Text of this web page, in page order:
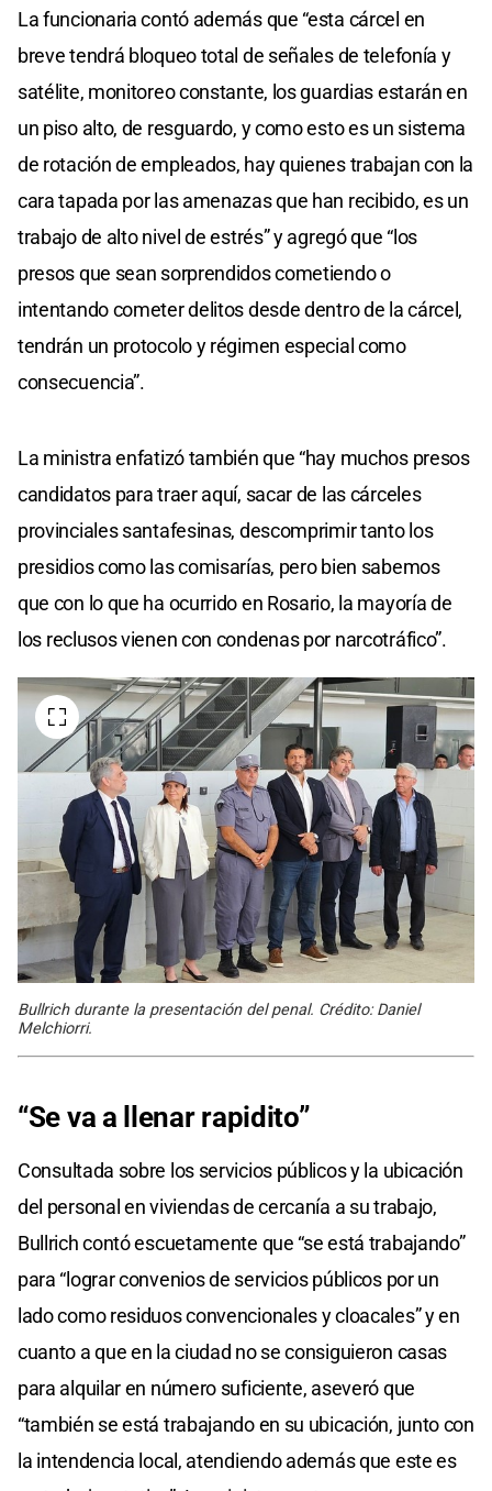
La funcionaria contó además que “esta cárcel en
breve tendrá bloqueo total de señales de telefonía y
satélite, monitoreo constante, los guardias estarán en
un piso alto, de resguardo, y como esto es un sistema
de rotación de empleados, hay quienes trabajan con la
cara tapada por las amenazas que han recibido, es un
trabajo de alto nivel de estrés” y agregó que “los
presos que sean sorprendidos cometiendo o
intentando cometer delitos desde dentro de la cárcel,
tendrán un protocolo y régimen especial como
consecuencia”.
La ministra enfatizó también que “hay muchos presos
candidatos para traer aquí, sacar de las cárceles
provinciales santafesinas, descomprimir tanto los
presidios como las comisarías, pero bien sabemos
que con lo que ha ocurrido en Rosario, la mayoría de
los reclusos vienen con condenas por narcotráfico”.
Bullrich durante la presentación del penal. Crédito: Daniel
Melchiorri.
“Se va a llenar rapidito”
Consultada sobre los servicios públicos y la ubicación
del personal en viviendas de cercanía a su trabajo,
Bullrich contó escuetamente que “se está trabajando”
para “lograr convenios de servicios públicos por un
lado como residuos convencionales y cloacales” y en
cuanto a que en la ciudad no se consiguieron casas
para alquilar en número suficiente, aseveró que
“también se está trabajando en su ubicación, junto con
la intendencia local, atendiendo además que este es